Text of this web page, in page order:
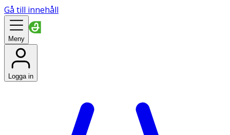
Gå till innehåll
Meny
Logga in